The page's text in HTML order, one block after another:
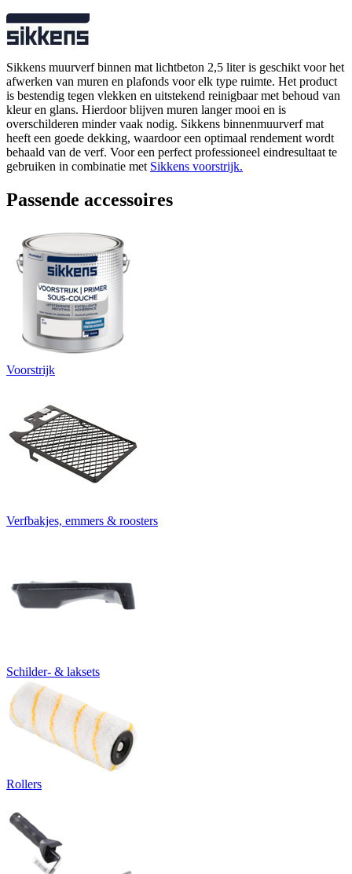
Sikkens muurverf binnen mat lichtbeton 2,5 liter is geschikt voor het
afwerken van muren en plafonds voor elk type ruimte. Het product
is bestendig tegen vlekken en uitstekend reinigbaar met behoud van
kleur en glans. Hierdoor blijven muren langer mooi en is
overschilderen minder vaak nodig. Sikkens binnenmuurverf mat
heeft een goede dekking, waardoor een optimaal rendement wordt
behaald van de verf. Voor een perfect professioneel eindresultaat te
gebruiken in combinatie met Sikkens voorstrijk.
Passende accessoires
Voorstrijk
Verfbakjes, emmers & roosters
Schilder- & laksets
Rollers